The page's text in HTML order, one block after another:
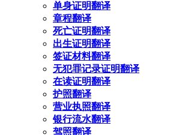
单身证明翻译
章程翻译
死亡证明翻译
出生证明翻译
签证材料翻译
无犯罪记录证明翻译
在读证明翻译
护照翻译
营业执照翻译
银行流水翻译
驾照翻译